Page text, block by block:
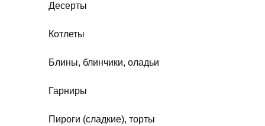
Десерты
Котлеты
Блины, блинчики, оладьи
Гарниры
Пироги (сладкие), торты